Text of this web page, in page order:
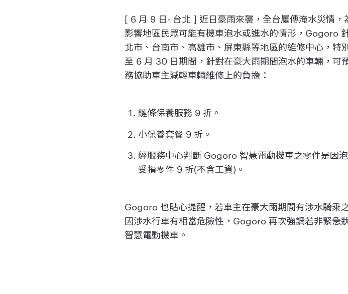
[ 6 月 9 日- 台北 ] 近日豪雨來襲，全台屢傳淹水災情
影響地區民眾可能有機車泡水或進水的情形，Gogoro
北市、台南市、高雄市、屏東縣等地區的維修中心，
至 6 月 30 日期間，針對在豪大雨期間泡水的車輛，
務協助車主減輕車輛維修上的負擔：
鏈條保養服務 9 折。
小保養套餐 9 折。
經服務中心判斷 Gogoro 智慧電動機車之零件是因
受損零件 9 折(不含工資)。
Gogoro 也貼心提醒，若車主在豪大雨期間有涉水騎乘
因涉水行車有相當危險性，Gogoro 再次強調若非緊
智慧電動機車。